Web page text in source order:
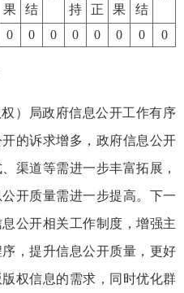
果
结
持
正
果
结
0 0 0 0 0 0 0 0
）局政府信息公开工作有序
的诉求增多，政府信息公开
渠道等需进一步丰富拓展，
开质量需进一步提高。下一
公开相关工作制度，增强主
，提升信息公开质量，更好
权信息的需求，同时优化群